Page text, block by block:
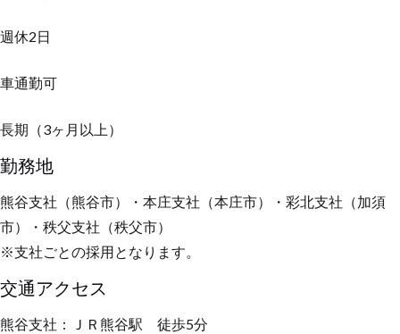
週休2日
車通勤可
長期（3ヶ月以上）
勤務地
熊谷支社（熊谷市）・本庄支社（本庄市）・彩北支社（加須
市）・秩父支社（秩父市）
※支社ごとの採用となります。
交通アクセス
熊谷支社：ＪＲ熊谷駅 徒歩5分